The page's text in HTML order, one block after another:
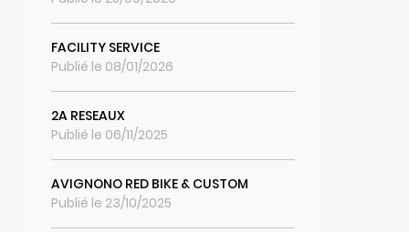
FACILITY SERVICE
Publié le 08/01/2026
2A RESEAUX
Publié le 06/11/2025
AVIGNONO RED BIKE & CUSTOM
Publié le 23/10/2025